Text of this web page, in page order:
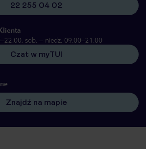
22 255 04 02
sob. – niedz. 09:00–21:00
Czat w myTUI
Znajdź na mapie